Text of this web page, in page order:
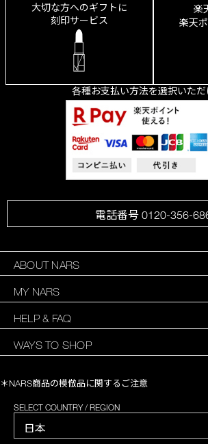
大切な方へのギフトに
刻印サービス
楽
楽天
各種お支払い方法を選択いただ
電話番号 0120-356-
ABOUT NARS
MY NARS
HELP & FAQ
WAYS TO SHOP
＊NARS商品の模倣品に関するご注意
SELECT COUNTRY / REGION